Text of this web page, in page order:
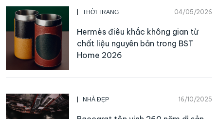
THỜI TRANG 04/05/2026
Hermès điêu khắc không gian từ
chất liệu nguyên bản trong BST
Home 2026
NHÀ ĐẸP 16/10/2025